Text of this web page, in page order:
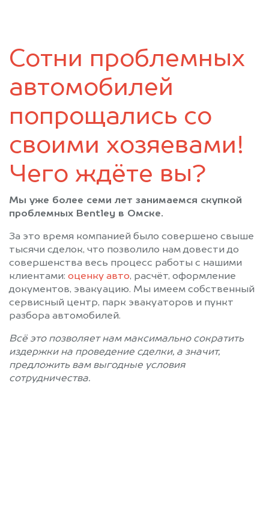
Усть-Ишим
Черлак
Сотни проблемных
автомобилей
попрощались со
своими хозяевами!
Чего ждёте вы?
Мы уже более семи лет занимаемся скупкой
проблемных Bentley в Омске.
За это время компанией было совершено свыше
тысячи сделок, что позволило нам довести до
совершенства весь процесс работы с нашими
клиентами: оценку авто, расчёт, оформление
документов, эвакуацию. Мы имеем собственный
сервисный центр, парк эвакуаторов и пункт
разбора автомобилей.
Всё это позволяет нам максимально сократить
издержки на проведение сделки, а значит,
предложить вам выгодные условия
сотрудничества.